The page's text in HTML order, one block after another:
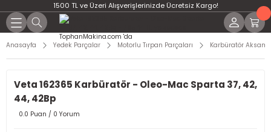
1500 TL ve Üzeri Alışverişlerinizde Ücretsiz Kargo!
Anasayfa Yedek Parçalar Motorlu Tırpan Parçaları Karbüratör Aksamı
Veta 162365 Karbüratör - Oleo-Mac Sparta 37, 42,
44, 42Bp
0.0 Puan / 0 Yorum